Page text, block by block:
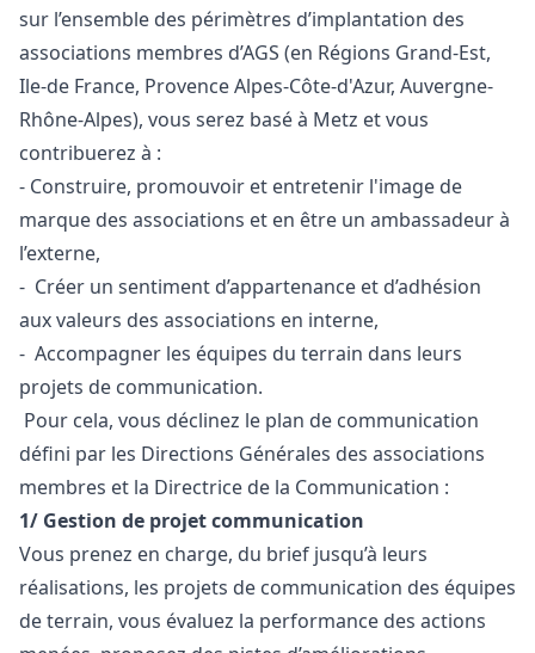
sur l’ensemble des périmètres d’implantation des
associations membres d’AGS (en Régions Grand-Est,
Ile-de France, Provence Alpes-Côte-d'Azur, Auvergne-
Rhône-Alpes), vous serez basé à Metz et vous
contribuerez à :
- Construire, promouvoir et entretenir l'image de
marque des associations et en être un ambassadeur à
l’externe,
- Créer un sentiment d’appartenance et d’adhésion
aux valeurs des associations en interne,
- Accompagner les équipes du terrain dans leurs
projets de communication.
Pour cela, vous déclinez le plan de communication
défini par les Directions Générales des associations
membres et la Directrice de la Communication :
1/ Gestion de projet communication
Vous prenez en charge, du brief jusqu’à leurs
réalisations, les projets de communication des équipes
de terrain, vous évaluez la performance des actions